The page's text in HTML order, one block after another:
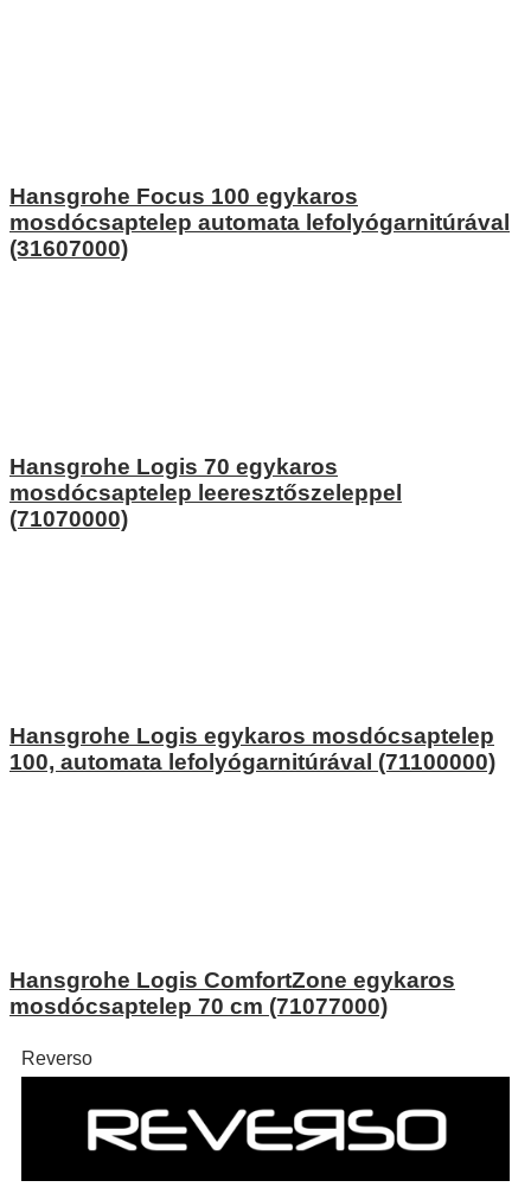
Hansgrohe Focus 100 egykaros
mosdócsaptelep automata lefolyógarnitúrával
(31607000)
Hansgrohe Logis 70 egykaros
mosdócsaptelep leeresztőszeleppel
(71070000)
Hansgrohe Logis egykaros mosdócsaptelep
100, automata lefolyógarnitúrával (71100000)
Hansgrohe Logis ComfortZone egykaros
mosdócsaptelep 70 cm (71077000)
Reverso